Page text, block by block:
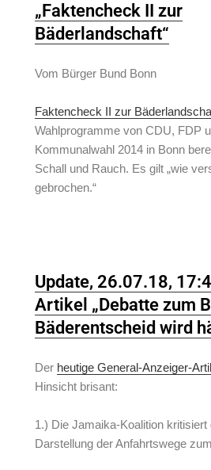
„Faktencheck II zur
Bäderlandschaft“
Vom Bürger Bund Bonn
Faktencheck II zur
Wahlprogramme von CDU, FDP
Kommunalwahl 2014 in Bonn
Schall und Rauch. Es gilt „wie
gebrochen.“
Update, 26.07.18,
Artikel „Debatte zum
Bäderentscheid wird
Der heutige General-Anzeiger-
Hinsicht brisant:
1.) Die Jamaika-Koalition kritisiert
Darstellung der Anfahrtswege